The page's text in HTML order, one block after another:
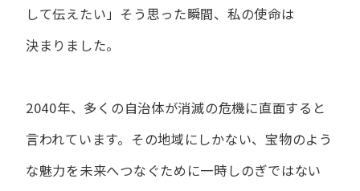
して​伝えたい」 そう​思った​瞬間、​私の​使命は​
決まりました。
2040年、多くの自治体が消滅の危機に直面すると
言われています。 その地域にしかない、宝物のよう
な魅力を未来へつなぐために一時しのぎではない